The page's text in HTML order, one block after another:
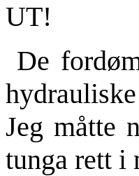
UT!
De
Jeg måtte
tunga rett i